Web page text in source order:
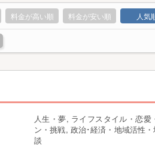
料金が高い順 料金が安い順 人気
人生・夢, ライフスタイル・恋
ン・挑戦, 政治･経済・地域活性
談